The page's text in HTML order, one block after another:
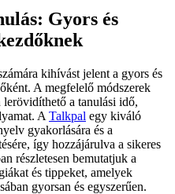
Gyors és
kihívást jelent a gyors és
A megfelelő módszerek
lerövidíthető a tanulási idő,
A Talkpal egy kiváló
gyakorlására és a
így hozzájárulva a sikeres
részletesen bemutatjuk a
és tippeket, amelyek
gyorsan és egyszerűen.